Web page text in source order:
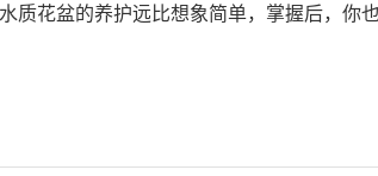
质花盆的养护远比想象简单，掌握后，你